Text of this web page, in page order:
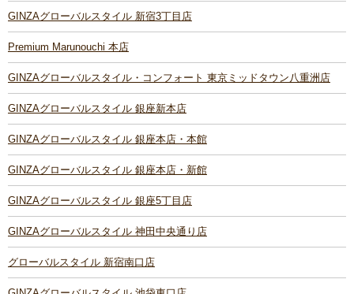
GINZAグローバルスタイル 新宿3丁目店
Premium Marunouchi 本店
GINZAグローバルスタイル・コンフォート 東京ミッドタウン八重洲店
GINZAグローバルスタイル 銀座新本店
GINZAグローバルスタイル 銀座本店・本館
GINZAグローバルスタイル 銀座本店・新館
GINZAグローバルスタイル 銀座5丁目店
GINZAグローバルスタイル 神田中央通り店
グローバルスタイル 新宿南口店